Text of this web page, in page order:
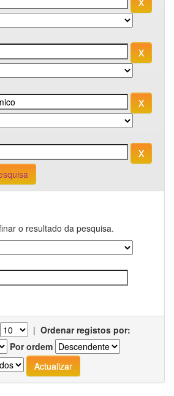
o resultado da pesquisa.
| Ordenar registos por:
Por ordem